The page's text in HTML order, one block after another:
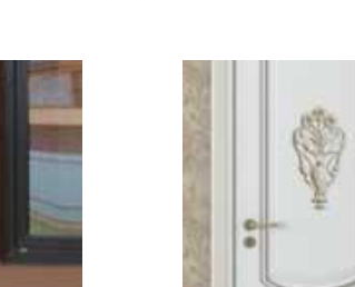
согласие на обработку персональных данных